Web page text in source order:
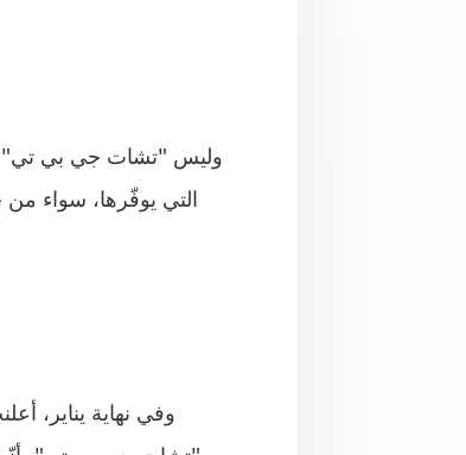
وليس "تشات جي بي تي"
التي يوفّرها، سواء
وفي نهاية يناير،